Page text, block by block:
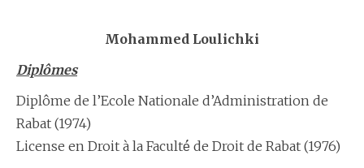
Mohammed Loulichki
Diplômes
Diplôme de l’Ecole Nationale d’Administration de
Rabat (1974)
License en Droit à la Faculté́ de Droit de Rabat (1976)